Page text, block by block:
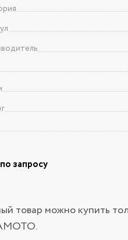
запросу
товар можно купить